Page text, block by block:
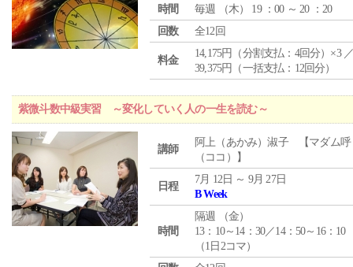
時間
毎週 （木） 19 ：00 ～ 20 ：20
回数
全12回
料金
14,175円（分割支払：4回分）×3
39,375円（一括支払：12回分）
紫微斗数中級実習 ～変化していく人の一生を読む～
講師
阿上（あかみ）淑子 【マダム呼
（ココ）】
日程
7月 12日 ～ 9月 27日
B Week
時間
隔週 （金）
13：10～14：30／14：50～16：10
（1日2コマ）